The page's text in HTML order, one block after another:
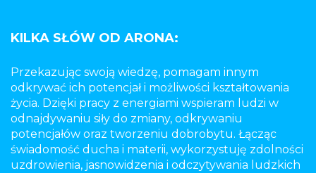
KILKA SŁÓW OD ARONA:
Przekazując swoją wiedzę, pomagam innym
odkrywać ich potencjał i możliwości kształtowania
życia. Dzięki pracy z energiami wspieram ludzi w
odnajdywaniu siły do zmiany, odkrywaniu
potencjałów oraz tworzeniu dobrobytu. Łącząc
świadomość ducha i materii, wykorzystuję zdolności
uzdrowienia, jasnowidzenia i odczytywania ludzkich